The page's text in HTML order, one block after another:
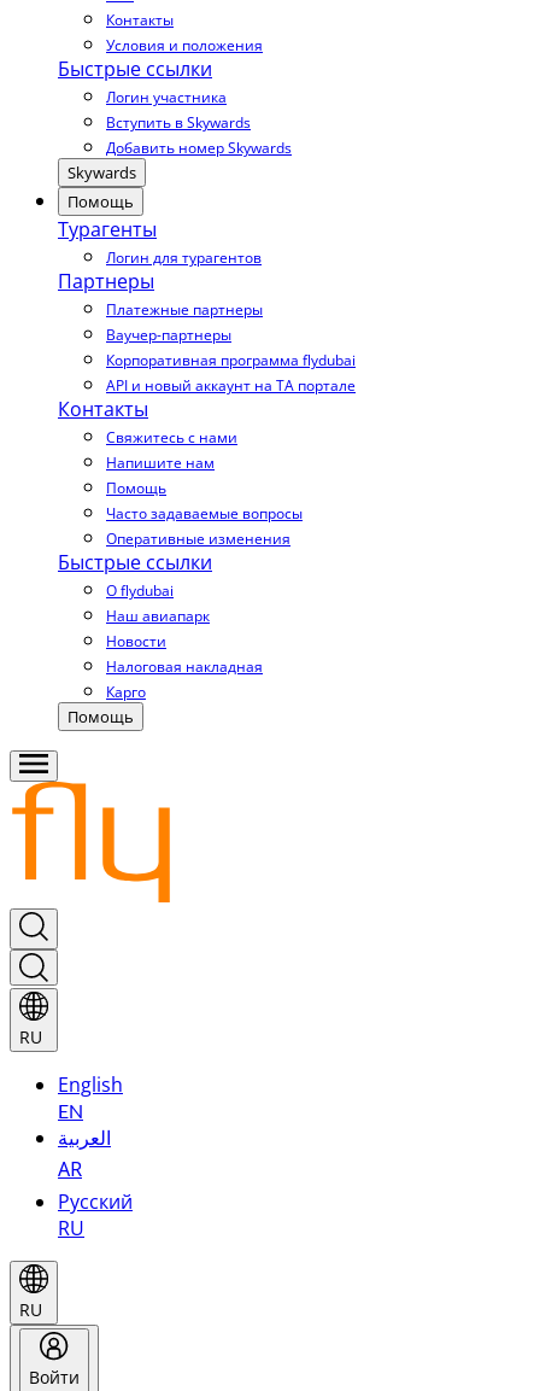
Контакты
Условия и положения
Быстрые ссылки
Логин участника
Вступить в Skywards
Добавить номер Skywards
Skywards
Помощь
Турагенты
Логин для турагентов
Партнеры
Платежные партнеры
Ваучер-партнеры
Корпоративная программа flydubai
API и новый аккаунт на TA портале
Контакты
Свяжитесь с нами
Напишите нам
Помощь
Часто задаваемые вопросы
Оперативные изменения
Быстрые ссылки
О flydubai
Наш авиапарк
Новости
Налоговая накладная
Карго
Помощь
RU
English
EN
العربية
AR
Русский
RU
RU
Войти